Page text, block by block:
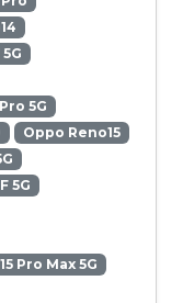
5G
Oppo Reno15
5G
Pro Max 5G